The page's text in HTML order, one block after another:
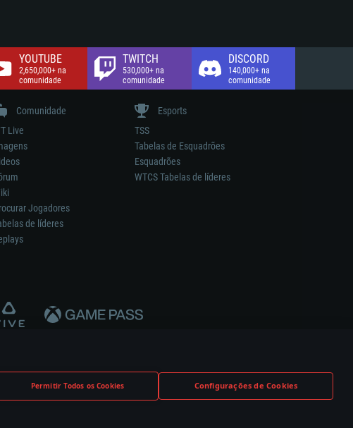
Permitir Todos os Cookies Configurações de Cookies
YOUTUBE
2,650,000+ na
comunidade
TWITCH
530,000+ na
comunidade
DISCORD
140,000+ na
comunidade
Comunidade
Live
Jogadores
de líderes
Esports
TSS
Tabelas de Esquadrões
Esquadrões
WTCS Tabelas de líderes
construtor.